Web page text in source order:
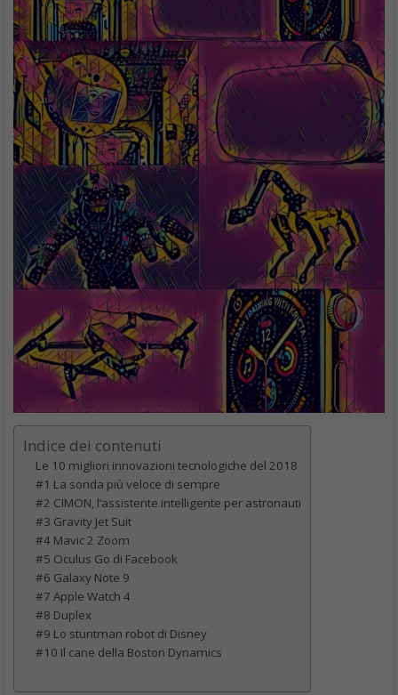
Indice dei contenuti
Le 10 migliori innovazioni tecnologiche del 2018
#1 La sonda più veloce di sempre
#2 CIMON, l’assistente intelligente per astronauti
#3 Gravity Jet Suit
#4 Mavic 2 Zoom
#5 Oculus Go di Facebook
#6 Galaxy Note 9
#7 Apple Watch 4
#8 Duplex
#9 Lo stuntman robot di Disney
#10 Il cane della Boston Dynamics